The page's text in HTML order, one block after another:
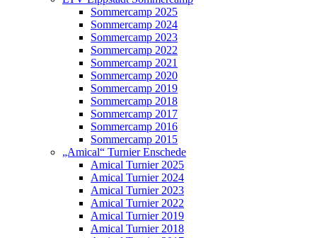
Sommercamp 2025
Sommercamp 2024
Sommercamp 2023
Sommercamp 2022
Sommercamp 2021
Sommercamp 2020
Sommercamp 2019
Sommercamp 2018
Sommercamp 2017
Sommercamp 2016
Sommercamp 2015
„Amical“ Turnier Enschede
Amical Turnier 2025
Amical Turnier 2024
Amical Turnier 2023
Amical Turnier 2022
Amical Turnier 2019
Amical Turnier 2018